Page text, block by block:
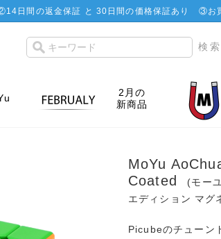
14日間の返金保証 と 30日間の価格保証あり ③お
2月の
新商品
MoYu
Coated
(モー
エディション マグ
Picubeのチューン